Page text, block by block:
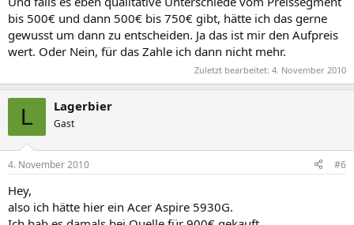
bis 500€ und dann 500€ bis 750€ gibt, hätte ich das gerne
gewusst um dann zu entscheiden. Ja das ist mir den Aufpreis
wert. Oder Nein, für das Zahle ich dann nicht mehr.
Zuletzt bearbeitet: 4. November 2010
L Lagerbier
Gast
4. November 2010 #6
Hey,
also ich hätte hier ein Acer Aspire 5930G.